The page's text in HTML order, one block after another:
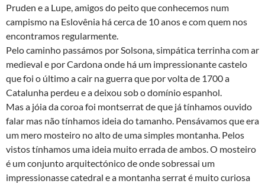
Pruden e a Lupe, amigos do peito que conhecemos num
campismo na Eslovênia há cerca de 10 anos e com quem nos
encontramos regularmente.
Pelo caminho passámos por Solsona, simpática terrinha com ar
medieval e por Cardona onde há um impressionante castelo
que foi o último a cair na guerra que por volta de 1700 a
Catalunha perdeu e a deixou sob o domínio espanhol.
Mas a jóia da coroa foi montserrat de que já tínhamos ouvido
falar mas não tínhamos ideia do tamanho. Pensávamos que era
um mero mosteiro no alto de uma simples montanha. Pelos
vistos tínhamos uma ideia muito errada de ambos. O mosteiro
é um conjunto arquitectónico de onde sobressai um
impressionasse catedral e a montanha serrat é muito curiosa